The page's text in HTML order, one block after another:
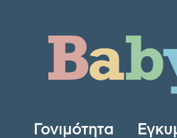
Γονιμότητα